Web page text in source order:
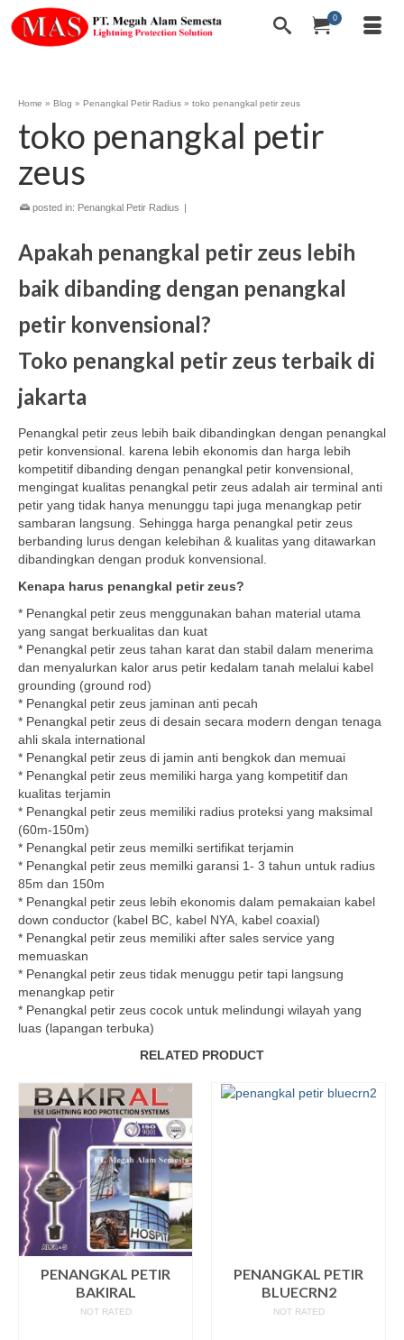
0
Home » Blog » Penangkal Petir Radius » toko penangkal petir zeus
toko penangkal petir
zeus
posted in: Penangkal Petir Radius |
Apakah penangkal petir zeus lebih
baik dibanding dengan penangkal
petir konvensional?
Toko penangkal petir zeus terbaik di
jakarta
Penangkal petir zeus lebih baik dibandingkan dengan penangkal
petir konvensional. karena lebih ekonomis dan harga lebih
kompetitif dibanding dengan penangkal petir konvensional,
mengingat kualitas penangkal petir zeus adalah air terminal anti
petir yang tidak hanya menunggu tapi juga menangkap petir
sambaran langsung. Sehingga harga penangkal petir zeus
berbanding lurus dengan kelebihan & kualitas yang ditawarkan
dibandingkan dengan produk konvensional.
Kenapa harus penangkal petir zeus?
* Penangkal petir zeus menggunakan bahan material utama
yang sangat berkualitas dan kuat
* Penangkal petir zeus tahan karat dan stabil dalam menerima
dan menyalurkan kalor arus petir kedalam tanah melalui kabel
grounding (ground rod)
* Penangkal petir zeus jaminan anti pecah
* Penangkal petir zeus di desain secara modern dengan tenaga
ahli skala international
* Penangkal petir zeus di jamin anti bengkok dan memuai
* Penangkal petir zeus memiliki harga yang kompetitif dan
kualitas terjamin
* Penangkal petir zeus memiliki radius proteksi yang maksimal
(60m-150m)
* Penangkal petir zeus memilki sertifikat terjamin
* Penangkal petir zeus memilki garansi 1- 3 tahun untuk radius
85m dan 150m
* Penangkal petir zeus lebih ekonomis dalam pemakaian kabel
down conductor (kabel BC, kabel NYA, kabel coaxial)
* Penangkal petir zeus memiliki after sales service yang
memuaskan
* Penangkal petir zeus tidak menuggu petir tapi langsung
menangkap petir
* Penangkal petir zeus cocok untuk melindungi wilayah yang
luas (lapangan terbuka)
RELATED PRODUCT
PENANGKAL PETIR
BAKIRAL
NOT RATED
PENANGKAL PETIR
BLUECRN2
NOT RATED